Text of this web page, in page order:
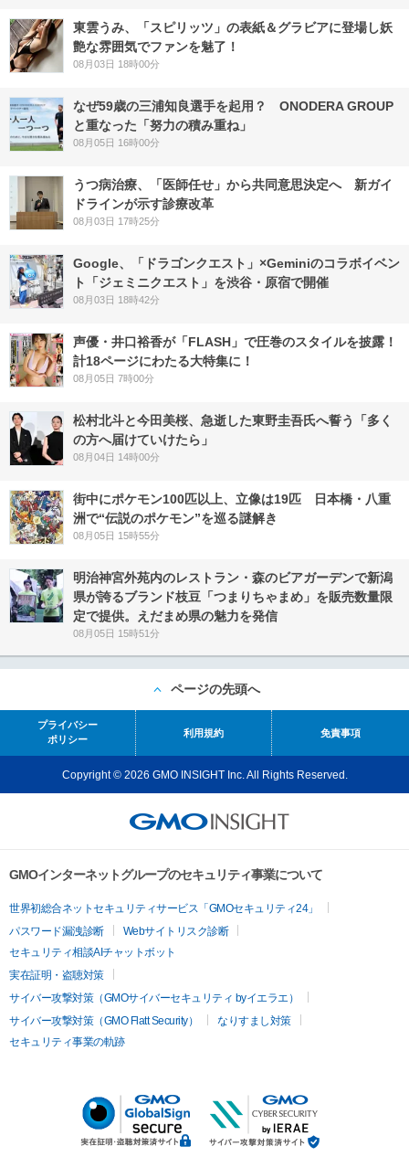
東雲うみ、「スピリッツ」の表紙＆グラビアに登場し妖
艶な雰囲気でファンを魅了！
08月03日 18時00分
なぜ59歳の三浦知良選手を起用？ ONODERA GROUP
と重なった「努力の積み重ね」
08月05日 16時00分
うつ病治療、「医師任せ」から共同意思決定へ 新ガイ
ドラインが示す診療改革
08月03日 17時25分
Google、「ドラゴンクエスト」×Geminiのコラボイベン
ト「ジェミニクエスト」を渋谷・原宿で開催
08月03日 18時42分
声優・井口裕香が「FLASH」で圧巻のスタイルを披露！
計18ページにわたる大特集に！
08月05日 7時00分
松村北斗と今田美桜、急逝した東野圭吾氏へ誓う「多く
の方へ届けていけたら」
08月04日 14時00分
街中にポケモン100匹以上、立像は19匹 日本橋・八重
洲で“伝説のポケモン”を巡る謎解き
08月05日 15時55分
明治神宮外苑内のレストラン・森のビアガーデンで新潟
県が誇るブランド枝豆「つまりちゃまめ」を販売数量限
定で提供。えだまめ県の魅力を発信
08月05日 15時51分
ページの先頭へ
プライバシー
ポリシー
利用規約 免責事項
Copyright © 2026 GMO INSIGHT Inc. All Rights Reserved.
GMOインターネットグループのセキュリティ事業について
世界初総合ネットセキュリティサービス「GMOセキュリティ24」
パスワード漏洩診断
Webサイトリスク診断
セキュリティ相談AIチャットボット
実在証明・盗聴対策
サイバー攻撃対策（GMOサイバーセキュリティ byイエラエ）
サイバー攻撃対策（GMO Flatt Security）
なりすまし対策
セキュリティ事業の軌跡